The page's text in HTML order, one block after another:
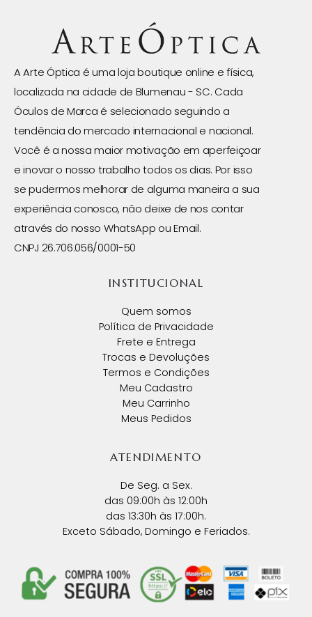
A Arte Óptica é uma loja boutique online e física,
localizada na cidade de Blumenau - SC. Cada
Óculos de Marca é selecionado seguindo a
tendência do mercado internacional e nacional.
Você é a nossa maior motivação em aperfeiçoar
e inovar o nosso trabalho todos os dias. Por isso
se pudermos melhorar de alguma maneira a sua
experiência conosco, não deixe de nos contar
através do nosso WhatsApp ou Email.
CNPJ 26.706.056/0001-50
INSTITUCIONAL
Quem somos
Política de Privacidade
Frete e Entrega
Trocas e Devoluções
Termos e Condições
Meu Cadastro
Meu Carrinho
Meus Pedidos
ATENDIMENTO
De Seg. a Sex.
das 09:00h às 12:00h
das 13:30h às 17:00h.
Exceto Sábado, Domingo e Feriados.